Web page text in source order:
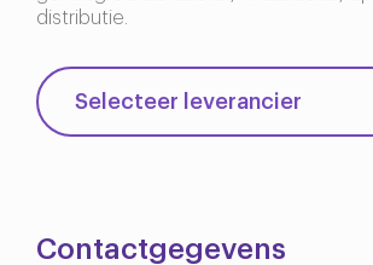
distributie.
Contactgegevens